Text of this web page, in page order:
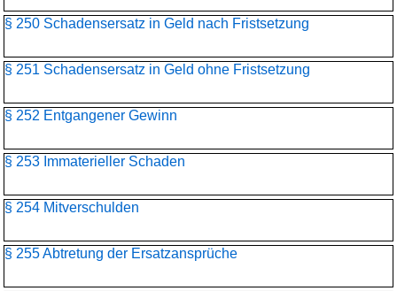
§ 250 Schadensersatz in Geld nach Fristsetzung
§ 251 Schadensersatz in Geld ohne Fristsetzung
§ 252 Entgangener Gewinn
§ 253 Immaterieller Schaden
§ 254 Mitverschulden
§ 255 Abtretung der Ersatzansprüche